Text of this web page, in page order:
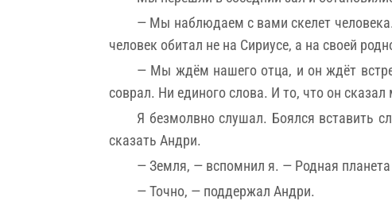
— Мы наблюдаем с вами скелет
человек обитал не на Сириусе, а на своей
— Мы ждём нашего отца, и он ждёт
соврал. Ни единого слова. И то, что он
Я безмолвно слушал. Боялся вставить
сказать Андри.
— Земля, — вспомнил я. — Родная планета
— Точно, — поддержал Андри.